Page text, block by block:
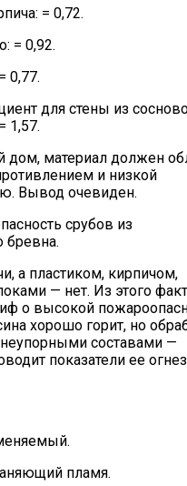
= 0,72.
= 0,92.
0,77.
для стены из
1,57.
дом, материал должен
и низкой
Вывод очевиден.
срубов из
бревна.
а пластиком, кирпичом,
— нет. Из этого
о высокой
хорошо горит, но
составами —
показатели ее
пламя.